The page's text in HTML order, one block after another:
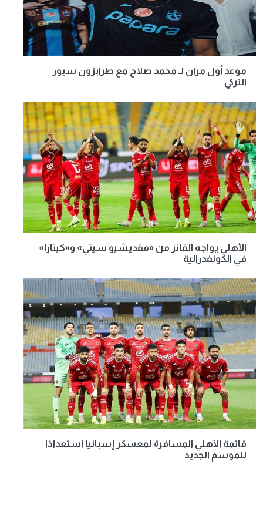
موعد أول مران لـ محمد صلاح مع طرابزون سبور
التركي
الأهلي يواجه الفائز من «مقديشيو سيتي» و«كيتارا»
في الكونفدرالية
قائمة الأهلي المسافرة لمعسكر إسبانيا استعدادًا
للموسم الجديد